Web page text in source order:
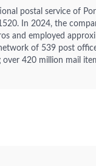
postal service of
In 2024, the
and employed
of 539 post
over 420 million mail